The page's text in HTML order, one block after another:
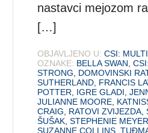
nastavci mejozom
[…]
OBJAVLJENO U: CSI:
OZNAKE: BELLA SWAN ,
STRONG
DOMOVINSKI
SUTHERLAND FRANCIS
POTTER
IGRE GLADI ,
JULIANNE MOORE
CRAIG
RATOVI ZVIJEZDA ,
ŠUŠAK ,STEPHENIE MEYER
SUZANNE COLLINS ,